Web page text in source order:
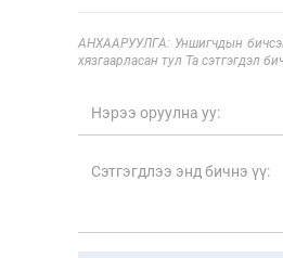
АНХААРУУЛГА: Уншигчдын
хязгаарласан тул Та сэтгэгдэл